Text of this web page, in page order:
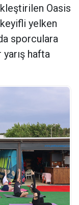
Oasis
yelken
sporculara
hafta